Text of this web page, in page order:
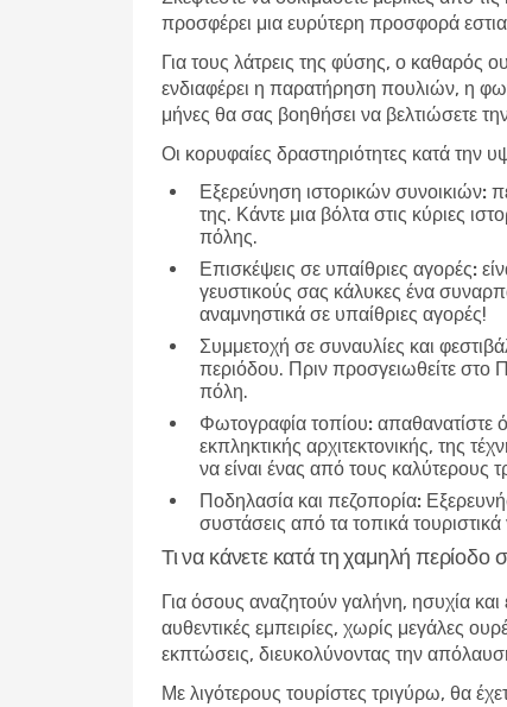
προσφέρει μια ευρύτερη προσφορά
Για τους λάτρεις της φύσης, ο καθαρός
ενδιαφέρει η παρατήρηση πουλιών, η
μήνες θα σας βοηθήσει να βελτιώσετε
Οι κορυφαίες δραστηριότητες κατά την
Εξερεύνηση ιστορικών συνοικιών:
της. Κάντε μια βόλτα στις κύριες
πόλης.
Επισκέψεις σε υπαίθριες αγορές:
γευστικούς σας κάλυκες ένα
αναμνηστικά σε υπαίθριες αγορές!
Συμμετοχή σε συναυλίες και
περιόδου. Πριν προσγειωθείτε στο
πόλη.
Φωτογραφία τοπίου: απαθανατίστε
εκπληκτικής αρχιτεκτονικής, της
να είναι ένας από τους καλύτερους
Ποδηλασία και πεζοπορία:
συστάσεις από τα τοπικά
Τι να κάνετε κατά τη χαμηλή περίοδο
Για όσους αναζητούν γαλήνη, ησυχία και
αυθεντικές εμπειρίες, χωρίς μεγάλες
εκπτώσεις, διευκολύνοντας την
Με λιγότερους τουρίστες τριγύρω, θα